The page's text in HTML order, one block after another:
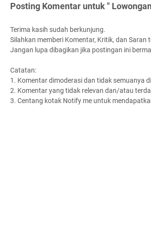
Posting Komentar untuk "
Terima kasih sudah berkunjung.
Silahkan memberi Komentar, Kritik, dan Saran
Jangan lupa dibagikan jika postingan ini
Catatan:
1. Komentar dimoderasi dan tidak semuanya
2. Komentar yang tidak relevan dan/atau
3. Centang kotak Notify me untuk